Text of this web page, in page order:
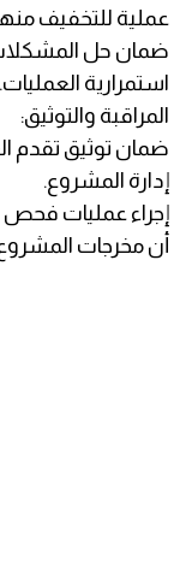
عملية للتخفيف
ضمان حل
استمرارية العمليات.
المراقبة والتوثيق:
ضمان توثيق تقدم
إدارة المشروع.
إجراء عمليات فحص
أن مخرجات